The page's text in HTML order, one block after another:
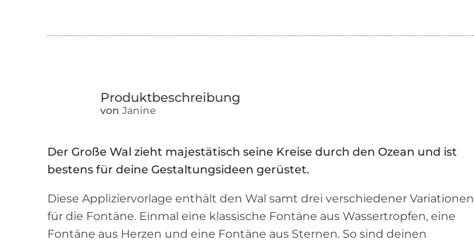
von Janine
Der Große Wal zieht majestätisch seine Kreise durch den Ozean und ist
bestens für deine Gestaltungsideen gerüstet.
Diese Appliziervorlage enthält den Wal samt drei verschiedener Variationen
für die Fontäne. Einmal eine klassische Fontäne aus Wassertropfen, eine
Fontäne aus Herzen und eine Fontäne aus Sternen. So sind deinen